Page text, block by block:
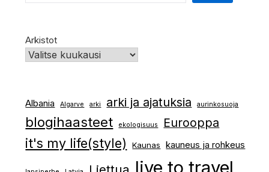
Arkistot
Albania Algarve arki arki ja ajatuksia aurinkosuoja
blogihaasteet ekologisuus Eurooppa
it's my life(style) Kaunas kauneus ja rohkeus
live to travel